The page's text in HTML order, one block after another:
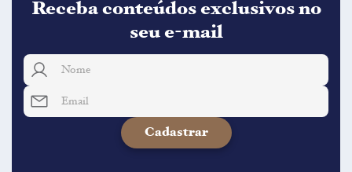
Receba conteúdos exclusivos no
seu e-mail